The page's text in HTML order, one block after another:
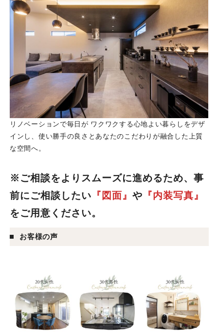
リノベーションで毎日が ワクワクする心地よい暮らしをデザ
インし、使い勝手の良さとあなたのこだわりが融合した上質
な空間へ。
※ご相談をよりスムーズに進めるため、事
前にご相談したい 『図面』 や 『内装写真』
をご用意ください。
お客様の声